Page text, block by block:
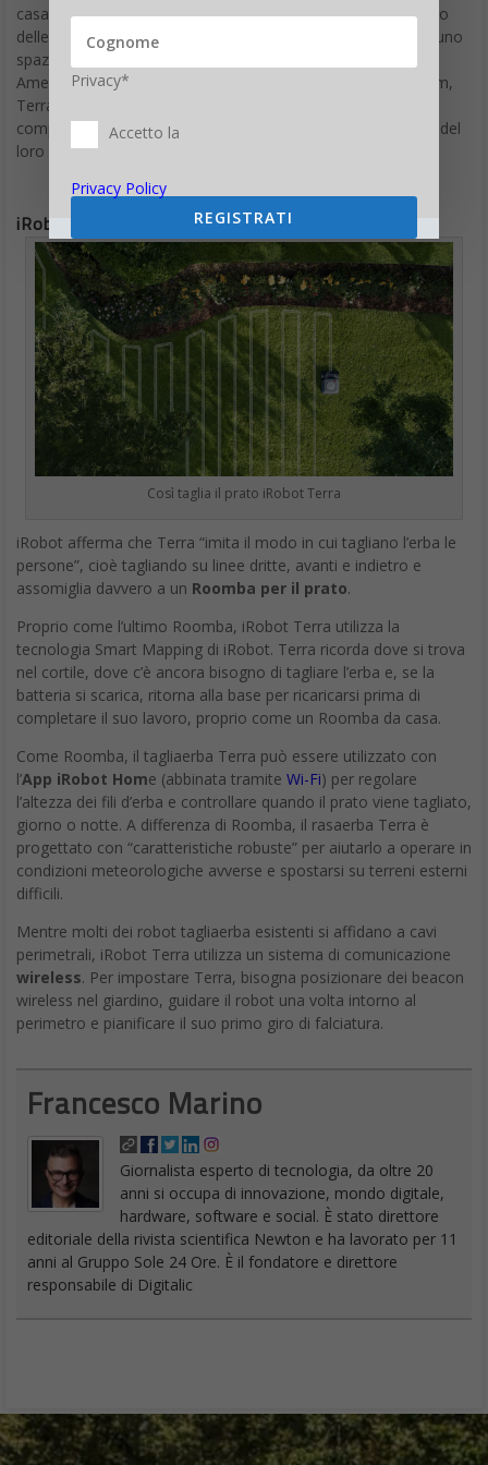
casa”, ha affermato il CEO di iRobot Colin Angle. “Il segmento
delle
falciatrici robot
è ben consolidato nell’EMEA e offre uno
spazio enorme di crescita in altri mercati, incluso il Nord
America. Con la sua facilità d’uso e le caratteristiche premium,
Terra è pronta a offrire ai consumatori un modo
completamente nuovo di pensare a come si prendono cura del
loro
prato.”
iRobot Terra Come funziona
Così taglia il prato iRobot Terra
iRobot afferma che Terra “imita il modo in cui tagliano l’erba le
persone”, cioè tagliando su linee dritte, avanti e indietro e
assomiglia davvero a un Roomba per il prato.
Proprio come l’ultimo Roomba, iRobot Terra utilizza la
tecnologia Smart Mapping di iRobot. Terra ricorda dove si trova
nel cortile, dove c’è ancora bisogno di tagliare l’erba e, se la
batteria si scarica, ritorna alla base per ricaricarsi prima di
completare il suo lavoro, proprio come un Roomba da casa.
Come Roomba, il tagliaerba Terra può essere utilizzato con
l’App iRobot Home (abbinata tramite Wi-Fi) per regolare
l’altezza dei fili d’erba e controllare quando il prato viene tagliato,
giorno o notte. A differenza di Roomba, il rasaerba Terra è
progettato con “caratteristiche robuste” per aiutarlo a operare in
condizioni meteorologiche avverse e spostarsi su terreni esterni
difficili.
Mentre molti dei robot tagliaerba esistenti si affidano a cavi
perimetrali, iRobot Terra utilizza un sistema di comunicazione
wireless. Per impostare Terra, bisogna posizionare dei beacon
wireless nel giardino, guidare il robot una volta intorno al
perimetro e pianificare il suo primo giro di falciatura.
Francesco Marino
Giornalista esperto di tecnologia, da oltre 20
anni si occupa di innovazione, mondo digitale,
hardware, software e social. È stato direttore
editoriale della rivista scientifica Newton e ha lavorato per 11
anni al Gruppo Sole 24 Ore. È il fondatore e direttore
responsabile di Digitalic
Privacy*
Accetto la
Privacy Policy
REGISTRATI